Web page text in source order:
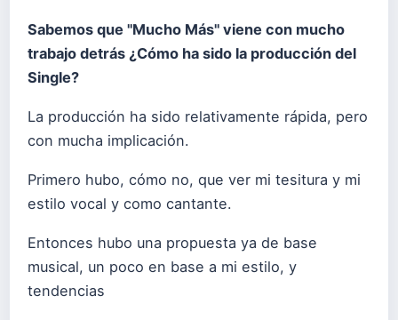
Sabemos que "Mucho Más" viene con mucho
trabajo detrás ¿Cómo ha sido la producción del
Single?
La producción ha sido relativamente rápida, pero
con mucha implicación.
Primero hubo, cómo no, que ver mi tesitura y mi
estilo vocal y como cantante.
Entonces hubo una propuesta ya de base
musical, un poco en base a mi estilo, y
tendencias